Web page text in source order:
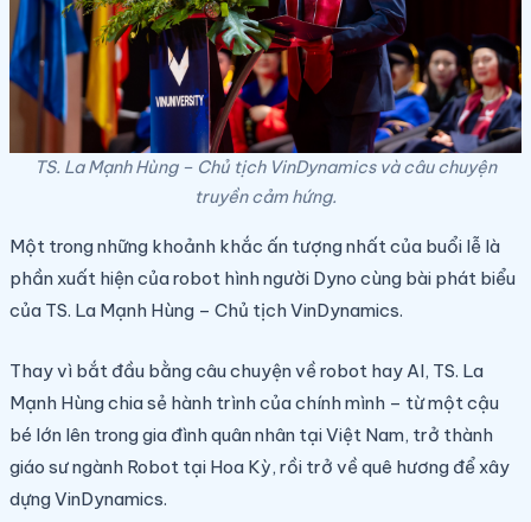
TS. La Mạnh Hùng – Chủ tịch VinDynamics và câu chuyện
truyền cảm hứng.
Một trong những khoảnh khắc ấn tượng nhất của buổi lễ là
phần xuất hiện của robot hình người Dyno cùng bài phát biểu
của TS. La Mạnh Hùng – Chủ tịch VinDynamics.
Thay vì bắt đầu bằng câu chuyện về robot hay AI, TS. La
Mạnh Hùng chia sẻ hành trình của chính mình – từ một cậu
bé lớn lên trong gia đình quân nhân tại Việt Nam, trở thành
giáo sư ngành Robot tại Hoa Kỳ, rồi trở về quê hương để xây
dựng VinDynamics.